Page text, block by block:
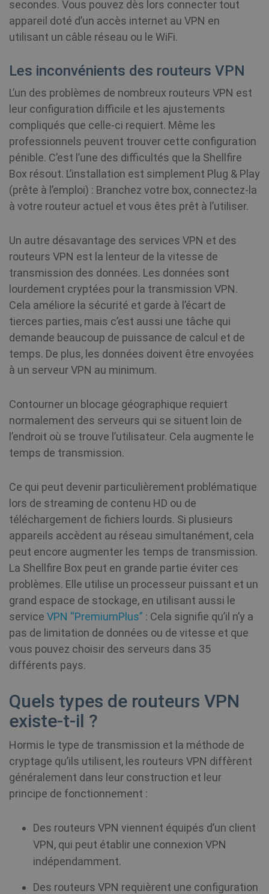
secondes. Vous pouvez dès lors connecter tout
appareil doté d’un accès internet au VPN en
utilisant un câble réseau ou le WiFi.
Les inconvénients des routeurs VPN
L’un des problèmes de nombreux routeurs VPN est
leur configuration difficile et les ajustements
compliqués que celle-ci requiert. Même les
professionnels peuvent trouver cette configuration
pénible. C’est l’une des difficultés que la Shellfire
Box résout. L’installation est simplement Plug & Play
(prête à l’emploi) : Branchez votre box, connectez-la
à votre routeur actuel et vous êtes prêt à l’utiliser.
Un autre désavantage des services VPN et des
routeurs VPN est la lenteur de la vitesse de
transmission des données. Les données sont
lourdement cryptées pour la transmission VPN.
Cela améliore la sécurité et garde à l’écart de
tierces parties, mais c’est aussi une tâche qui
demande beaucoup de puissance de calcul et de
temps. De plus, les données doivent être envoyées
à un serveur VPN au minimum.
Contourner un blocage géographique requiert
normalement des serveurs qui se situent loin de
l’endroit où se trouve l’utilisateur. Cela augmente le
temps de transmission.
Ce qui peut devenir particulièrement problématique
lors de streaming de contenu HD ou de
téléchargement de fichiers lourds. Si plusieurs
appareils accèdent au réseau simultanément, cela
peut encore augmenter les temps de transmission.
La Shellfire Box peut en grande partie éviter ces
problèmes. Elle utilise un processeur puissant et un
grand espace de stockage, en utilisant aussi le
service VPN “PremiumPlus” : Cela signifie qu’il n’y a
pas de limitation de données ou de vitesse et que
vous pouvez choisir des serveurs dans 35
différents pays.
Quels types de routeurs VPN
existe-t-il ?
Hormis le type de transmission et la méthode de
cryptage qu’ils utilisent, les routeurs VPN diffèrent
généralement dans leur construction et leur
principe de fonctionnement :
Des routeurs VPN viennent équipés d’un client
VPN, qui peut établir une connexion VPN
indépendamment.
Des routeurs VPN requièrent une configuration